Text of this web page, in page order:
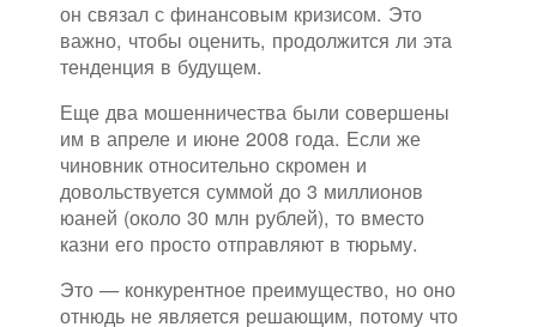
он связал с финансовым кризисом. Это
важно, чтобы оценить, продолжится ли эта
тенденция в будущем.
Еще два мошенничества были совершены
им в апреле и июне 2008 года. Если же
чиновник относительно скромен и
довольствуется суммой до 3 миллионов
юаней (около 30 млн рублей), то вместо
казни его просто отправляют в тюрьму.
Это — конкурентное преимущество, но оно
отнюдь не является решающим, потому что